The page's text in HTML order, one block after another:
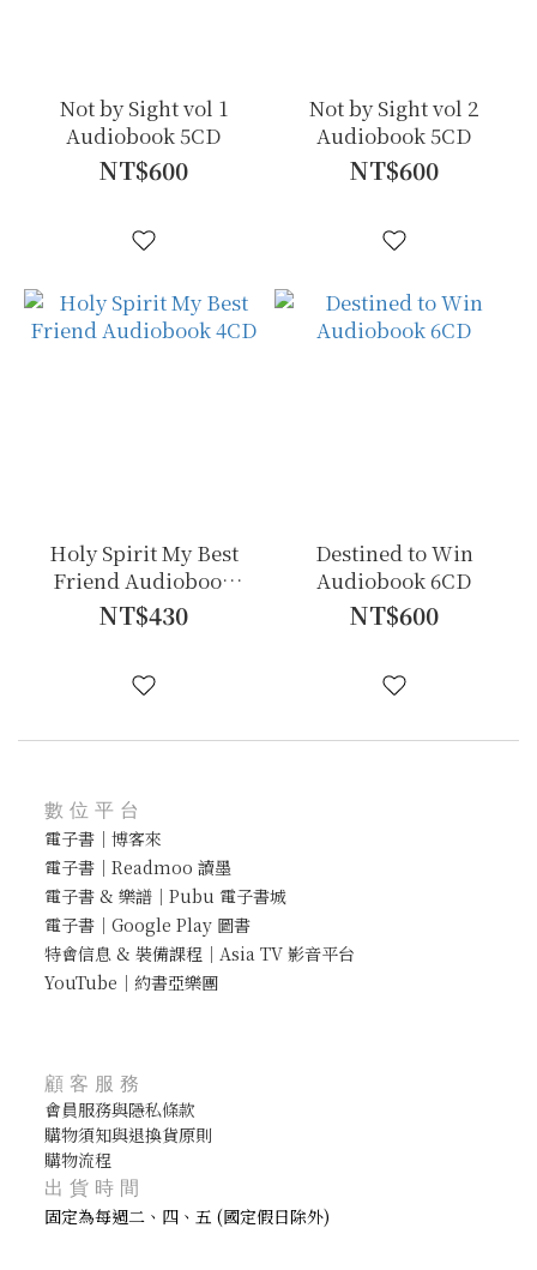
Not by Sight vol 1
Audiobook 5CD
NT$600
Not by Sight vol 2
Audiobook 5CD
NT$600
Holy Spirit My Best
Friend Audiobook
4CD
NT$430
Destined to Win
Audiobook 6CD
NT$600
數位平台
電子書｜博客來
電子書｜Readmoo 讀墨
電子書 & 樂譜｜Pubu 電子書城
電子書｜Google Play 圖書
特會信息 & 裝備課程｜Asia TV 影音平台
YouTube｜約書亞樂團
顧客服務
會員服務與隱私條款
購物須知與退換貨原則
購物流程
出貨時間
固定為每週二、四、五 (國定假日除外)